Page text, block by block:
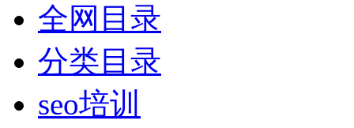
全网目录
分类目录
seo培训